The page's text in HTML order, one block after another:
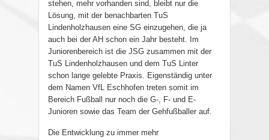
stehen, mehr vorhanden sind, bleibt nur die
Lösung, mit der benachbarten TuS
Lindenholzhausen eine SG einzugehen, die ja
auch bei der AH schon ein Jahr besteht. Im
Juniorenbereich ist die JSG zusammen mit der
TuS Lindenholzhausen und dem TuS Linter
schon lange gelebte Praxis. Eigenständig unter
dem Namen VfL Eschhofen treten somit im
Bereich Fußball nur noch die G-, F- und E-
Junioren sowie das Team der Gehfußballer auf.
Die Entwicklung zu immer mehr